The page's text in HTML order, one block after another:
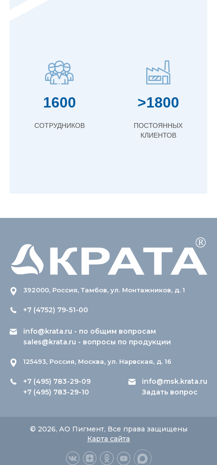
1600
СОТРУДНИКОВ
>1800
ПОСТОЯННЫХ
КЛИЕНТОВ
392000, Россия, Тамбов, ул. Монтажников, д. 1
+7 (4752) 79-51-00
info@krata.ru - по общим вопросам
sales@krata.ru - вопросы по продукции
125493, Россия, Москва, ул. Нарвская, д. 16
+7 (495) 783-29-09
+7 (495) 783-29-10
info@msk.krata.ru
Задать вопрос
© 2026, АО Пигмент, Все права защищены
Карта сайта